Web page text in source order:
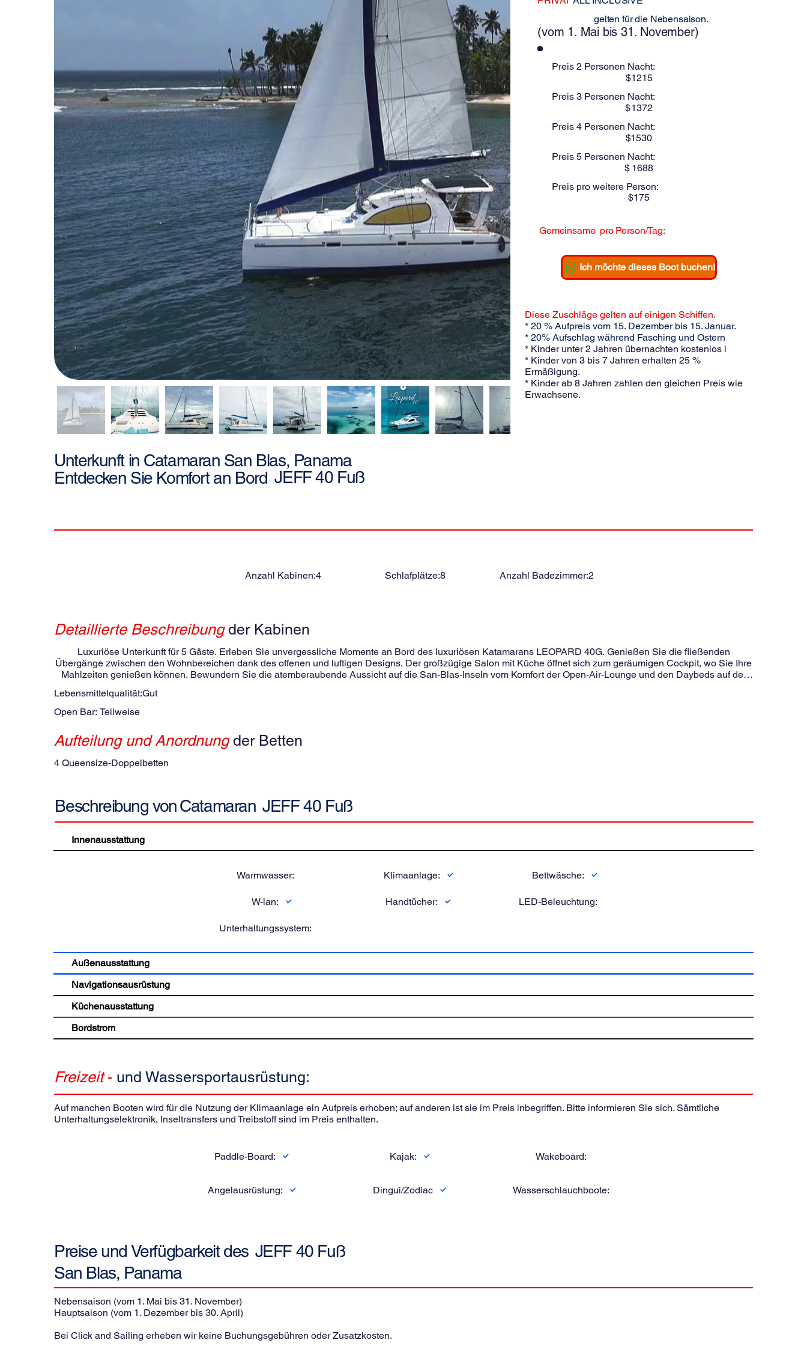
Unterkunft in Catamaran San Blas, Panama
Entdecken Sie Komfort an Bord JEFF 40 Fuß
Diese Preisegelten für die Nebensaison.
(vom 1. Mai bis 31. November)
Preis 2 Personen Nacht:
$1215
Preis 3 Personen Nacht:
$1372
Preis 4 Personen Nacht:
$1530
Preis 5 Personen Nacht:
$ 1688
Preis pro weitere Person:
$175
Gemeinsame pro Person/Tag:
Ich möchte dieses Boot buchen!
Diese Zuschläge gelten auf einigen Schiffen.
* 20 % Aufpreis vom 15. Dezember bis 15. Januar.
* 20% Aufschlag während Fasching und Ostern
* Kinder unter 2 Jahren übernachten kostenlos i
* Kinder von 3 bis 7 Jahren erhalten 25 %
Ermäßigung.
* Kinder ab 8 Jahren zahlen den gleichen Preis wie
Erwachsene.
Anzahl Kabinen:4 Schlafplätze:8 Anzahl Badezimmer:2
Detaillierte Beschreibungder Kabinen
Luxuriöse Unterkunft für 5 Gäste. Erleben Sie unvergessliche Momente an Bord des luxuriösen Katamarans LEOPARD 40G. Genießen Sie die fließenden
Übergänge zwischen den Wohnbereichen dank des offenen und luftigen Designs. Der großzügige Salon mit Küche öffnet sich zum geräumigen Cockpit, wo Sie Ihre
Mahlzeiten genießen können. Bewundern Sie die atemberaubende Aussicht auf die San-Blas-Inseln vom Komfort der Open-Air-Lounge und den Daybeds auf der
zu finden! Sie wohnen in einer der 4 Suiten mit Queensize-Bett und eigenem Bad mit separater Dusche. Derzeit kreuzt die LEOPARD 40G durch das traumhafte
San-Blas-Archipel und ist die ideale Wahl für Ihren nächsten Luxusurlaub. Ausstattung: All Inclusive, unbegrenztes Internet, Eiswürfelbereiter, offene Bar,
Lebensmittelqualität:Gut
Open Bar: Teilweise
Aufteilung und Anordnungder Betten
4 Queensize-Doppelbetten
Beschreibung vonCatamaran JEFF 40 Fuß
Innenausstattung
Warmwasser:
W-lan:
Unterhaltungssystem:
Klimaanlage:
Handtücher:
Bettwäsche:
LED-Beleuchtung:
Außenausstattung
Navigationsausrüstung
Küchenausstattung
Bordstrom
Freizeit- und Wassersportausrüstung:
Auf manchen Booten wird für die Nutzung der Klimaanlage ein Aufpreis erhoben; auf anderen ist sie im Preis inbegriffen. Bitte informieren Sie sich. Sämtliche
Unterhaltungselektronik, Inseltransfers und Treibstoff sind im Preis enthalten.
Paddle-Board:
Angelausrüstung:
Kajak:
Dingui/Zodiac
Wakeboard:
Wasserschlauchboote:
Preise und Verfügbarkeit des JEFF 40 Fuß
San Blas, Panama
Nebensaison (vom 1. Mai bis 31. November)
Hauptsaison (vom 1. Dezember bis 30. April)
Bei Click and Sailing erheben wir keine Buchungsgebühren oder Zusatzkosten.